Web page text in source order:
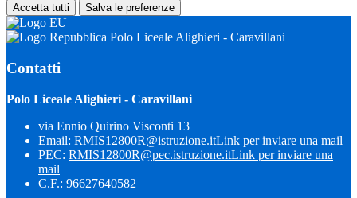
Accetta tutti Salva le preferenze
Polo Liceale Alighieri - Caravillani
Contatti
Polo Liceale Alighieri - Caravillani
via Ennio Quirino Visconti 13
Email: RMIS12800R@istruzione.itLink per inviare una mail
PEC: RMIS12800R@pec.istruzione.itLink per inviare una
mail
C.F.: 96627640582